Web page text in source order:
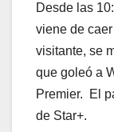
Desde las
viene de
visitante, se
que goleó a
Premier. El
de Star+.